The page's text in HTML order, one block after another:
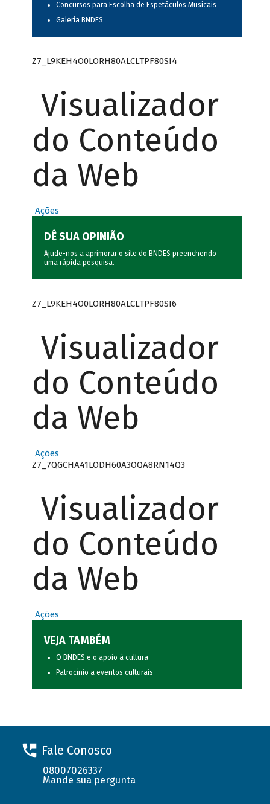
Concursos para Escolha de Espetáculos Musicais
Galeria BNDES
Z7_L9KEH4O0LORH80ALCLTPF80SI4
Visualizador
do Conteúdo
da Web
Ações
DÊ SUA OPINIÃO
Ajude-nos a aprimorar o site do BNDES preenchendo
uma rápida pesquisa.
Z7_L9KEH4O0LORH80ALCLTPF80SI6
Visualizador
do Conteúdo
da Web
Ações
Z7_7QGCHA41LODH60A3OQA8RN14Q3
Visualizador
do Conteúdo
da Web
Ações
VEJA TAMBÉM
O BNDES e o apoio à cultura
Patrocínio a eventos culturais
Fale Conosco
08007026337
Mande sua pergunta